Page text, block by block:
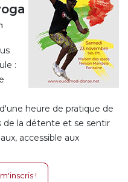
:
heure de pratique de
la détente et se sentir
accessible aux
!